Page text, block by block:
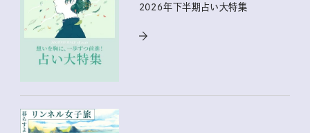
2026年下半期占い大特集